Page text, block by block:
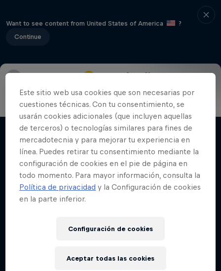
Want to see content from United States of America
?
Continue
Historia Pilotos favoritos
Películas y Programas
Hard Enduro 2025: ¿La
temporada más difícil?
El Hard Enduro es el deporte de motor más
duro de la Tierra
Videos relacionados
Este sitio web usa cookies que son necesarias por
cuestiones técnicas. Con tu consentimiento, se
usarán cookies adicionales (que incluyen aquellas
de terceros) o tecnologías similares para fines de
mercadotecnia y para mejorar tu experiencia en
línea. Puedes retirar tu consentimiento mediante la
configuración de cookies en el pie de página en
todo momento. Para mayor información, consulta la
Política de privacidad y la Configuración de cookies
en la parte inferior.
Configuración de cookies
Aceptar todas las cookies